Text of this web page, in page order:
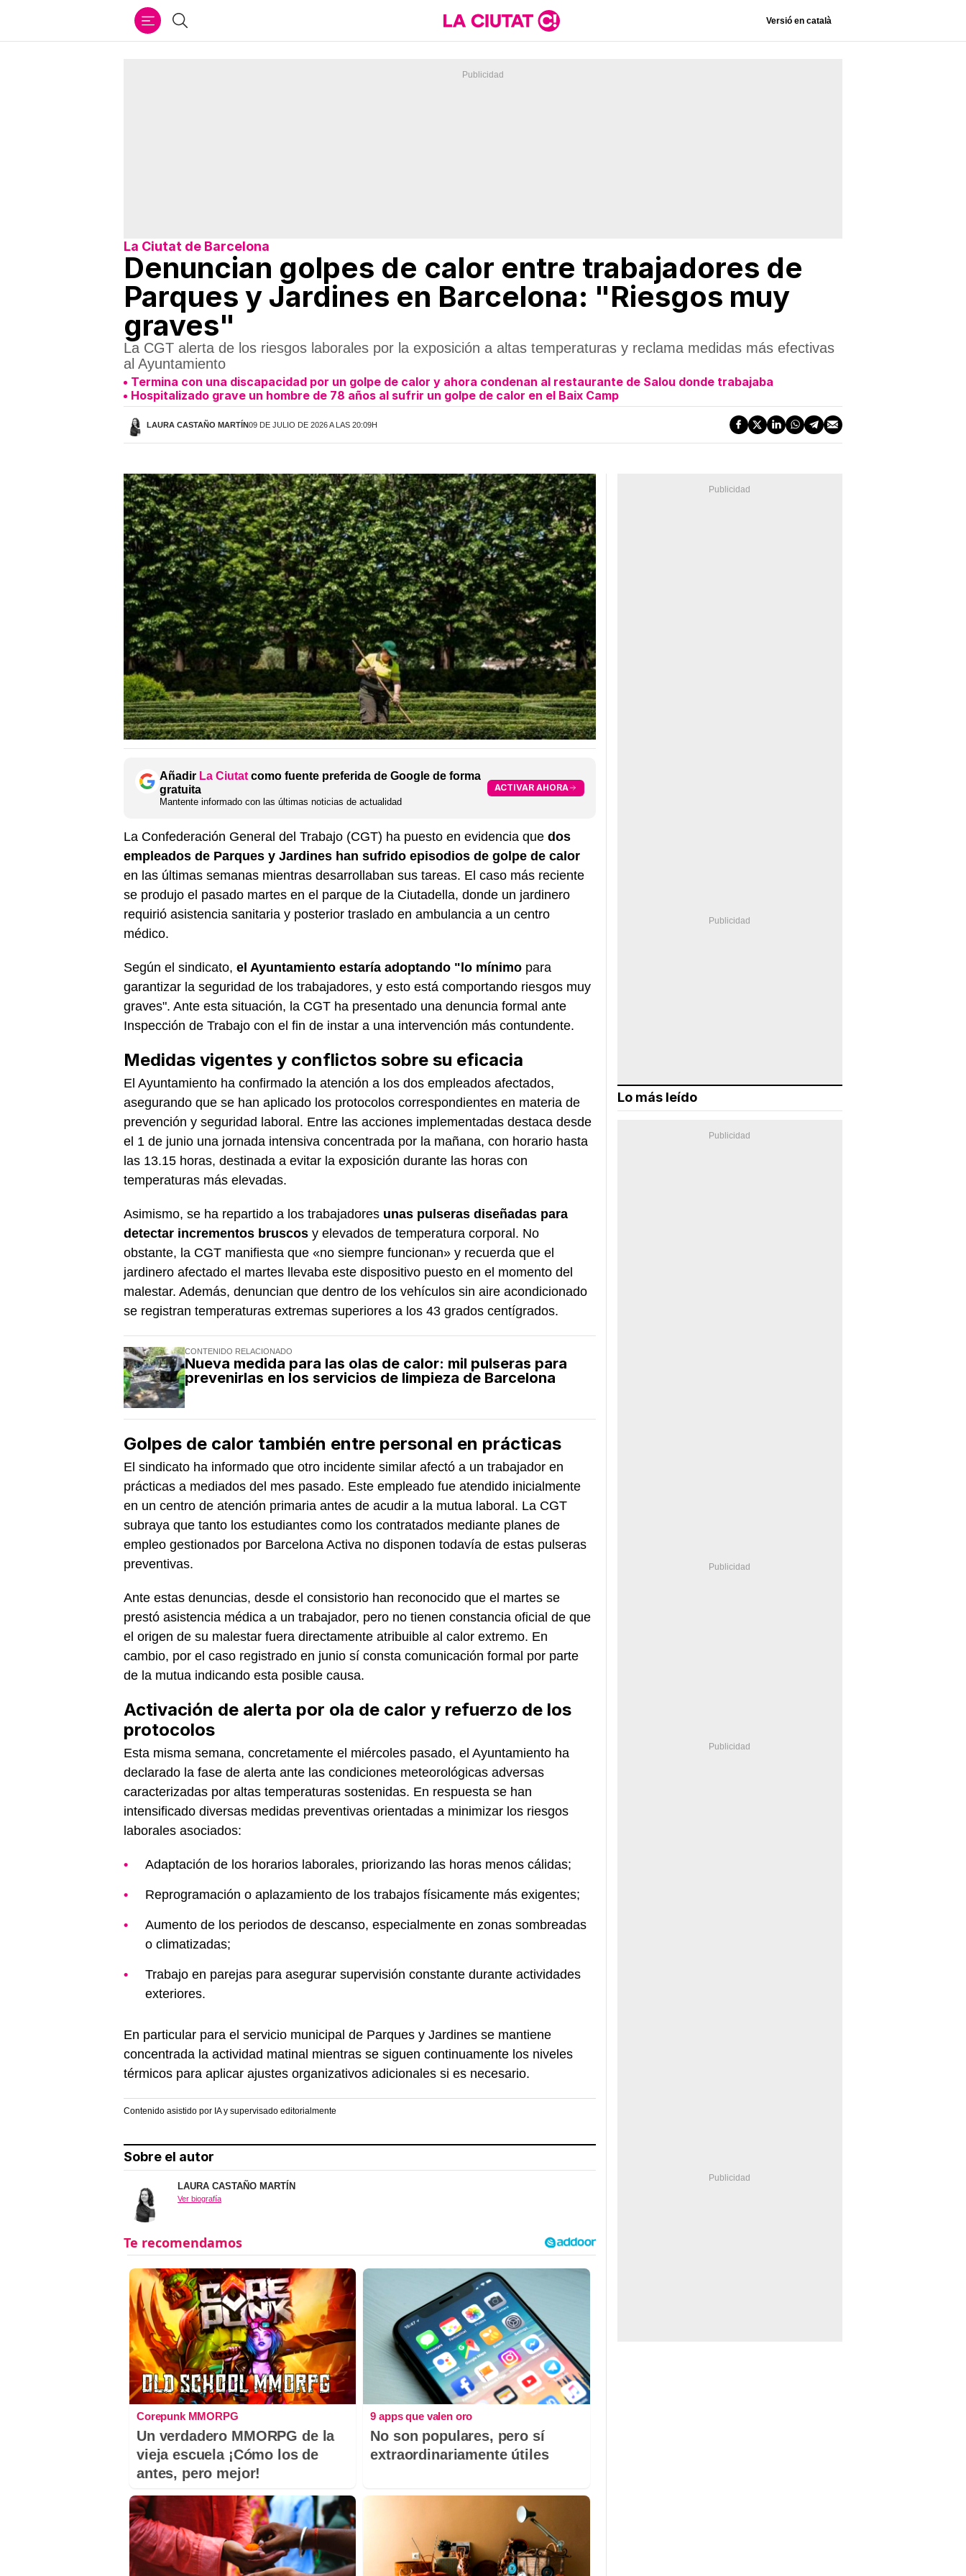
Buscar Versió en català
La Ciutat de Barcelona
Denuncian golpes de calor entre trabajadores de
Parques y Jardines en Barcelona: "Riesgos muy
graves"
La CGT alerta de los riesgos laborales por la exposición a altas temperaturas y reclama medidas más efectivas
al Ayuntamiento
Termina con una discapacidad por un golpe de calor y ahora condenan al restaurante de Salou donde trabajaba
Hospitalizado grave un hombre de 78 años al sufrir un golpe de calor en el Baix Camp
LAURA CASTAÑO MARTÍN09 DE JULIO DE 2026 A LAS 20:09H
Añadir La Ciutat como fuente preferida de Google de forma
gratuita
Mantente informado con las últimas noticias de actualidad
ACTIVAR AHORA
La Confederación General del Trabajo (CGT) ha puesto en evidencia que dos
empleados de Parques y Jardines han sufrido episodios de golpe de calor
en las últimas semanas mientras desarrollaban sus tareas. El caso más reciente
se produjo el pasado martes en el parque de la Ciutadella, donde un jardinero
requirió asistencia sanitaria y posterior traslado en ambulancia a un centro
médico.
Según el sindicato, el Ayuntamiento estaría adoptando "lo mínimo para
garantizar la seguridad de los trabajadores, y esto está comportando riesgos muy
graves". Ante esta situación, la CGT ha presentado una denuncia formal ante
Inspección de Trabajo con el fin de instar a una intervención más contundente.
Medidas vigentes y conflictos sobre su eficacia
El Ayuntamiento ha confirmado la atención a los dos empleados afectados,
asegurando que se han aplicado los protocolos correspondientes en materia de
prevención y seguridad laboral. Entre las acciones implementadas destaca desde
el 1 de junio una jornada intensiva concentrada por la mañana, con horario hasta
las 13.15 horas, destinada a evitar la exposición durante las horas con
temperaturas más elevadas.
Asimismo, se ha repartido a los trabajadores unas pulseras diseñadas para
detectar incrementos bruscos y elevados de temperatura corporal. No
obstante, la CGT manifiesta que «no siempre funcionan» y recuerda que el
jardinero afectado el martes llevaba este dispositivo puesto en el momento del
malestar. Además, denuncian que dentro de los vehículos sin aire acondicionado
se registran temperaturas extremas superiores a los 43 grados centígrados.
CONTENIDO RELACIONADO
Nueva medida para las olas de calor: mil pulseras para
prevenirlas en los servicios de limpieza de Barcelona
Golpes de calor también entre personal en prácticas
El sindicato ha informado que otro incidente similar afectó a un trabajador en
prácticas a mediados del mes pasado. Este empleado fue atendido inicialmente
en un centro de atención primaria antes de acudir a la mutua laboral. La CGT
subraya que tanto los estudiantes como los contratados mediante planes de
empleo gestionados por Barcelona Activa no disponen todavía de estas pulseras
preventivas.
Ante estas denuncias, desde el consistorio han reconocido que el martes se
prestó asistencia médica a un trabajador, pero no tienen constancia oficial de que
el origen de su malestar fuera directamente atribuible al calor extremo. En
cambio, por el caso registrado en junio sí consta comunicación formal por parte
de la mutua indicando esta posible causa.
Activación de alerta por ola de calor y refuerzo de los
protocolos
Esta misma semana, concretamente el miércoles pasado, el Ayuntamiento ha
declarado la fase de alerta ante las condiciones meteorológicas adversas
caracterizadas por altas temperaturas sostenidas. En respuesta se han
intensificado diversas medidas preventivas orientadas a minimizar los riesgos
laborales asociados:
Adaptación de los horarios laborales, priorizando las horas menos cálidas;
Reprogramación o aplazamiento de los trabajos físicamente más exigentes;
Aumento de los periodos de descanso, especialmente en zonas sombreadas
o climatizadas;
Trabajo en parejas para asegurar supervisión constante durante actividades
exteriores.
En particular para el servicio municipal de Parques y Jardines se mantiene
concentrada la actividad matinal mientras se siguen continuamente los niveles
térmicos para aplicar ajustes organizativos adicionales si es necesario.
Contenido asistido por IA y supervisado editorialmente
Sobre el autor
LAURA CASTAÑO MARTÍN
Ver biografía
Corepunk MMORPG
Un verdadero MMORPG de la
vieja escuela ¡Cómo los de
antes, pero mejor!
9 apps que valen oro
No son populares, pero sí
extraordinariamente útiles
Lo más leído